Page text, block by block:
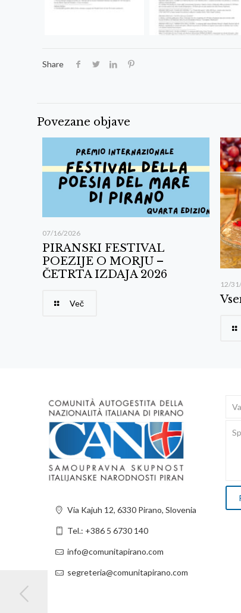
Share
Povezane objave
07/16/2026
PIRANSKI FESTIVAL
POEZIJE O MORJU –
ČETRTA IZDAJA 2026
Več
12/
Via Kajuh 12, 6330 Pirano, Slovenia
Tel.: +386 5 6730 140
info@comunitapirano.com
segreteria@comunitapirano.com